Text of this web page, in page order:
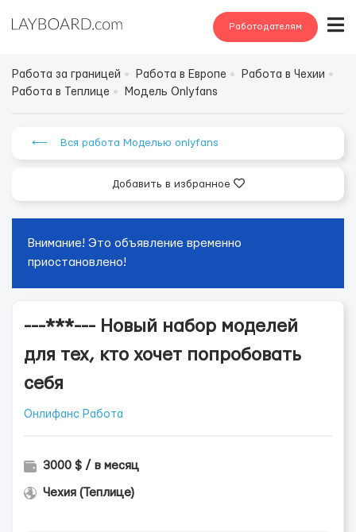
Работодателям
Работа за границей Работа в Европе
Работа в Чехии
Работа в Теплице
Модель Onlyfans
⟵ Вся работа Моделью onlyfans
Добавить в избранное
Внимание! Это объявление временно
приостановлено!
---***--- Новый набор моделей
для тех, кто хочет попробовать
себя
Онлифанс Работа
3000 $ / в месяц
Чехия (Теплице)